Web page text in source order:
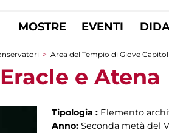
MOSTRE EVENTI
> Area del Tempio di Giove
e Atena
Tipologia : Elemento
Anno: Seconda metà del